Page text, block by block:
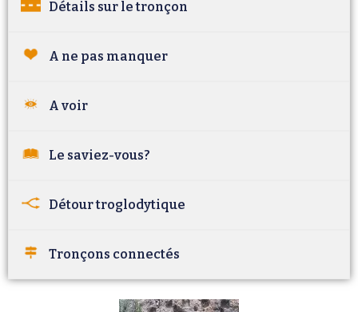
Détails sur le tronçon
A ne pas manquer
A voir
Le saviez-vous?
Détour troglodytique
Tronçons connectés